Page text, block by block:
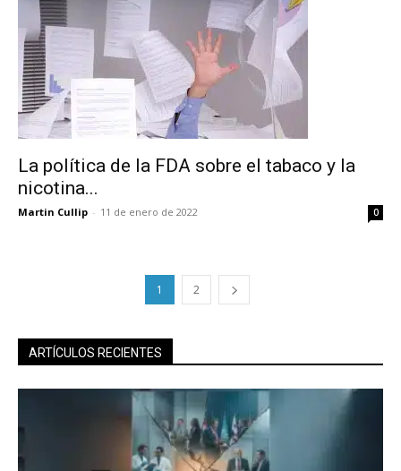
La política de la FDA sobre el tabaco y la
nicotina...
Martin Cullip - 11 de enero de 2022 0
1 2
ARTÍCULOS RECIENTES